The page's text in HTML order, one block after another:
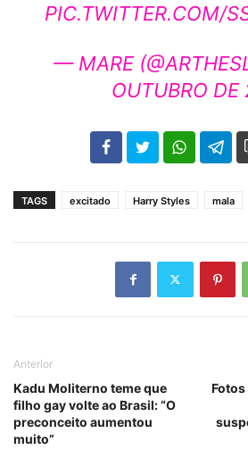
PIC.TWITTER.COM/
— MARE
OUTUBRO DE
102 35
TAGS excitado Harry Styles mala
Anterior
Kadu Moliterno teme que
filho gay volte ao Brasil: “O
preconceito aumentou
muito”